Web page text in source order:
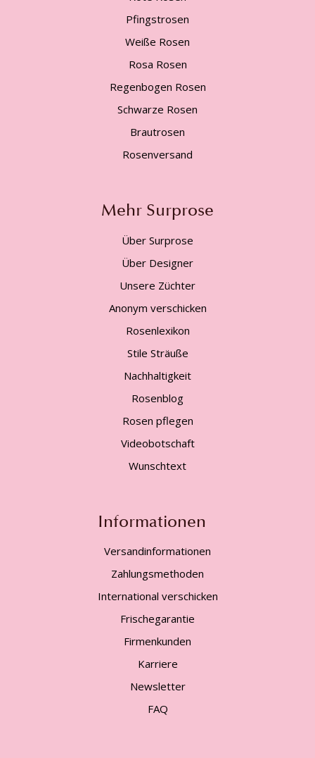
Pfingstrosen
Weiße Rosen
Rosa Rosen
Regenbogen Rosen
Schwarze Rosen
Brautrosen
Rosenversand
Mehr Surprose
Über Surprose
Über Designer
Unsere Züchter
Anonym verschicken
Rosenlexikon
Stile Sträuße
Nachhaltigkeit
Rosenblog
Rosen pflegen
Videobotschaft
Wunschtext
Informationen
Versandinformationen
Zahlungsmethoden
International verschicken
Frischegarantie
Firmenkunden
Karriere
Newsletter
FAQ